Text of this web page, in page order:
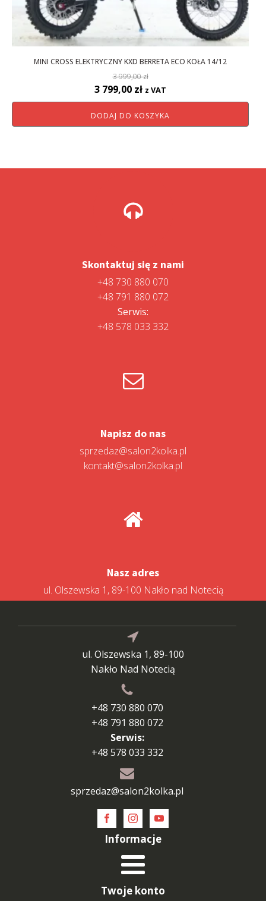
MINI CROSS ELEKTRYCZNY KXD BERRETA ECO KOŁA 14/12
3 999,00zł
Pierwotna
cena
wynosiła:
3 799,00 złAktualna
cena
wynosi:
z VAT
DODAJ DO KOSZYKA
Skontaktuj się z nami
+48 730 880 070
+48 791 880 072
Serwis:
+48 578 033 332
Napisz do nas
sprzedaz@salon2kolka.pl
kontakt@salon2kolka.pl
Nasz adres
ul. Olszewska 1, 89-100 Nakło nad Notecią
ul. Olszewska 1, 89-100
Nakło Nad Notecią
+48 730 880 070
+48 791 880 072
Serwis:
+48 578 033 332
sprzedaz@salon2kolka.pl
Informacje
Twoje konto